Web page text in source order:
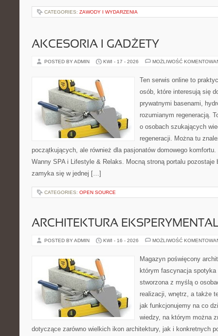
CATEGORIES: ZAWODY I WYDARZENIA
AKCESORIA I GADŻETY
POSTED BY ADMIN KWI - 17 - 2026 MOŻLIWOŚĆ
Ten serwis online to
osób, które interesują się
prywatnymi basenami,
rozumianym regeneracją.
o osobach szukających
regeneracji. Można tu
początkujących, ale również dla pasjonatów domowego
Wanny SPA i Lifestyle & Relaks. Mocną stroną portalu pozostaje
zamyka się w jednej […]
CATEGORIES: OPEN SOURCE
ARCHITEKTURA
POSTED BY ADMIN KWI - 16 - 2026 MOŻLIWOŚĆ
Magazyn poświęcony
którym fascynacja spotyka
stworzona z myślą o
realizacji, wnętrz, a także
jak funkcjonujemy na co
wiedzy, na którym można
dotyczące zarówno wielkich ikon architektury, jak i konkretnych